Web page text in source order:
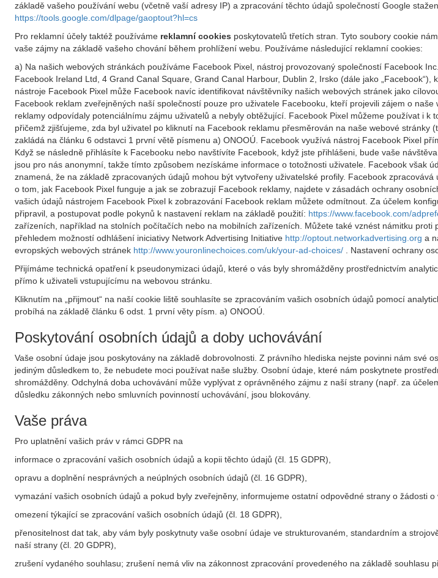
základě vašeho používání webu (včetně vaší adresy IP) a zpracování těchto údajů společností Google
https://tools.google.com/dlpage/gaoptout?hl=cs
Pro reklamní účely taktéž používáme reklamní cookies poskytovatelů třetích stran. Tyto soubory cookie
vaše zájmy na základě vašeho chování během prohlížení webu. Používáme následující reklamní cookies:
a) Na našich webových stránkách používáme Facebook Pixel, nástroj provozovaný společností Facebook
Facebook Ireland Ltd, 4 Grand Canal Square, Grand Canal Harbour, Dublin 2, Irsko (dále jako
nástroje Facebook Pixel může Facebook navíc identifikovat návštěvníky našich webových stránek jako
Facebook reklam zveřejněných naší společností pouze pro uživatele Facebooku, kteří projevili zájem o
reklamy odpovídaly potenciálnímu zájmu uživatelů a nebyly obtěžující. Facebook Pixel můžeme používat i
přičemž zjišťujeme, zda byl uživatel po kliknutí na Facebook reklamu přesměrován na naše webové stránky
zakládá na článku 6 odstavci 1 první větě písmenu a) ONOOÚ. Facebook využívá nástroj Facebook Pixel
Když se následně přihlásíte k Facebooku nebo navštívíte Facebook, když jste přihlášeni, bude vaše
jsou pro nás anonymní, takže tímto způsobem nezískáme informace o totožnosti uživatele. Facebook však
znamená, že na základě zpracovaných údajů mohou být vytvořeny uživatelské profily. Facebook
o tom, jak Facebook Pixel funguje a jak se zobrazují Facebook reklamy, najdete v zásadách ochrany
vašich údajů nástrojem Facebook Pixel k zobrazování Facebook reklam můžete odmítnout. Za účelem
připravil, a postupovat podle pokynů k nastavení reklam na základě použití: https://www.facebook.com/
zařízeních, například na stolních počítačích nebo na mobilních zařízeních. Můžete také vznést námitku
přehledem možností odhlášení iniciativy Network Advertising Initiative http://optout.networkadvertising.org a
evropských webových stránek http://www.youronlinechoices.com/uk/your-ad-choices/
. Nastavení ochrany
Přijímáme technická opatření k pseudonymizaci údajů, které o vás byly shromážděny prostřednictvím
přímo k uživateli vstupujícímu na webovou stránku.
Kliknutím na „přijmout“ na naší cookie liště souhlasíte se zpracováním vašich osobních údajů pomocí
probíhá na základě článku 6 odst. 1 první věty písm. a) ONOOÚ.
Poskytování osobních údajů a doby uchovávání
Vaše osobní údaje jsou poskytovány na základě dobrovolnosti. Z právního hlediska nejste povinni nám své
jediným důsledkem to, že nebudete moci používat naše služby. Osobní údaje, které nám poskytnete
shromážděny. Odchylná doba uchovávání může vyplývat z oprávněného zájmu z naší strany (např. za
důsledku zákonných nebo smluvních povinností uchovávání, jsou blokovány.
Vaše práva
Pro uplatnění vašich práv v rámci GDPR na
informace o zpracování vašich osobních údajů a kopii těchto údajů (čl. 15 GDPR),
opravu a doplnění nesprávných a neúplných osobních údajů (čl. 16 GDPR),
vymazání vašich osobních údajů a pokud byly zveřejněny, informujeme ostatní odpovědné strany o žádosti o
omezení týkající se zpracování vašich osobních údajů (čl. 18 GDPR),
přenositelnost dat tak, aby vám byly poskytnuty vaše osobní údaje ve strukturovaném, standardním a
naší strany (čl. 20 GDPR),
zrušení vydaného souhlasu; zrušení nemá vliv na zákonnost zpracování provedeného na základě souhlasu